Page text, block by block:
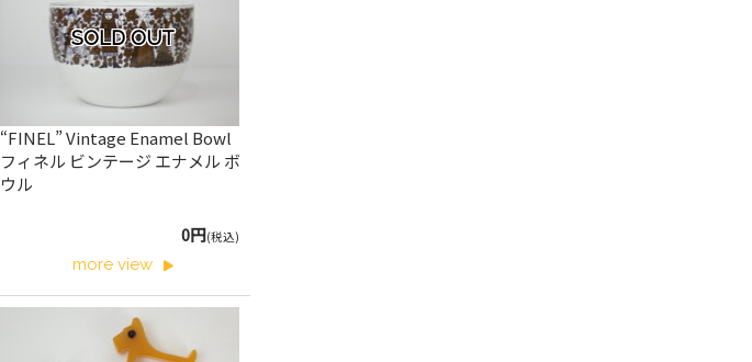
SOLD OUT
“FINEL” Vintage Enamel Bowl
フィネル ビンテージ エナメル ボ
ウル
0円(税込)
more view